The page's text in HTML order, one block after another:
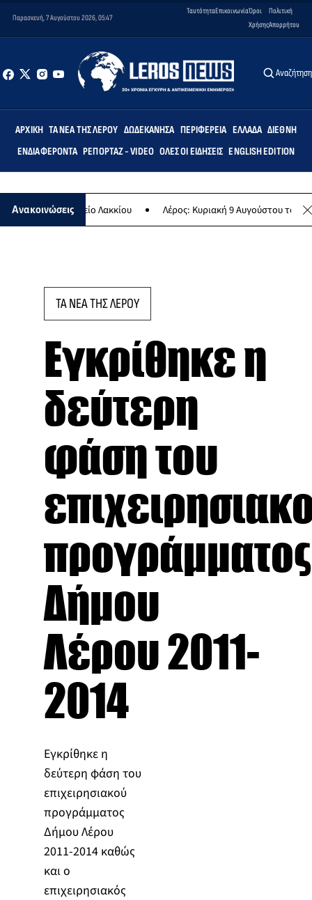
Παρασκευή, 7 Αυγούστου 2026, 05:47
ΤαυτότηταΕπικοινωνίαΌροι
Χρήσης
Πολιτική
Απορρήτου
Αναζήτηση
ΑΡΧΙΚΉ ΤΑ ΝΈΑ ΤΗΣ ΛΈΡΟΥ ΔΩΔΕΚΆΝΗΣΑ ΠΕΡΙΦΈΡΕΙΑ ΕΛΛΆΔΑ ΔΙΕΘΝΉ
ΕΝΔΙΑΦΈΡΟΝΤΑ ΡΕΠΟΡΤΆΖ - VIDEO ΌΛΕΣ ΟΙ ΕΙΔΉΣΕΙΣ ENGLISH EDITION
Ανακοινώσεις
Σχολείο Λακκίου Λέρος: Κυριακή 9 Αυγούστου το
ΤΑ ΝΕΑ ΤΗΣ ΛΕΡΟΥ
Εγκρίθηκε η
δεύτερη
φάση του
προγράμματος
Δήμου
Λέρου 2011-
2014
Εγκρίθηκε η
δεύτερη φάση του
επιχειρησιακού
προγράμματος
Δήμου Λέρου
2011-2014 καθώς
και ο
επιχειρησιακός